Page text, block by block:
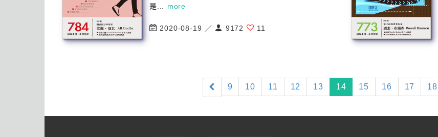
是... more
2020-08-19 ／ 9172 11
9 10 11 12 13 14(current)
15 16 17 18